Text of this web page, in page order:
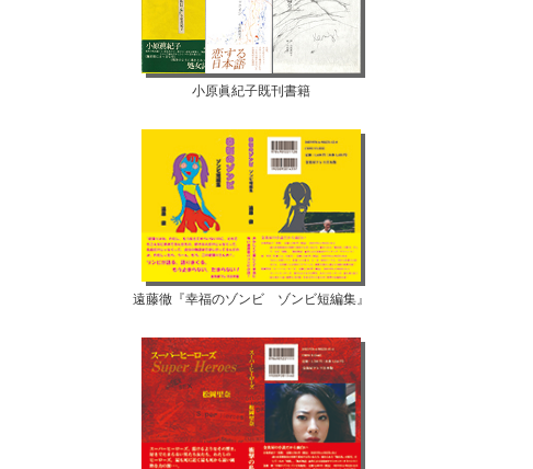
小原眞紀子既刊書籍
遠藤徹『幸福のゾンビ ゾンビ短編集』